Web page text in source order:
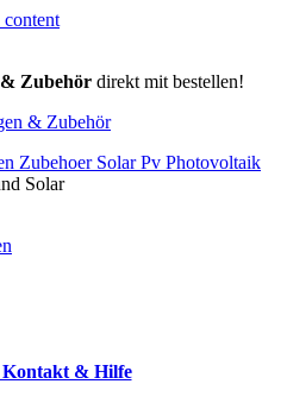
& Zubehördirekt mit bestellen!
& Zubehör
Solar
& Hilfe